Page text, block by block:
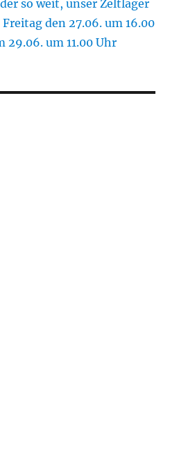
so weit, unser Zeltlager
den 27.06. um 16.00
29.06. um 11.00 Uhr